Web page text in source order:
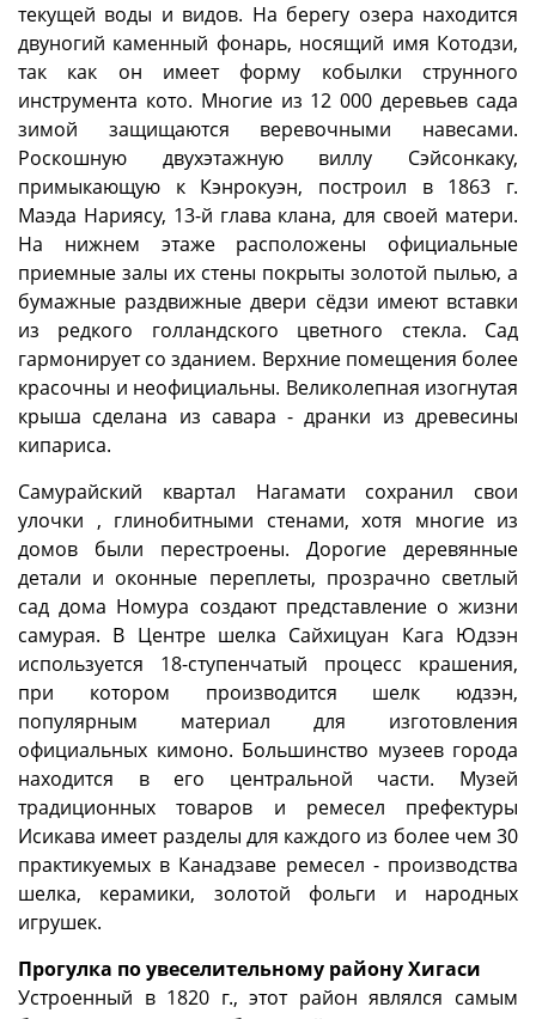
текущей воды и видов. На берегу озера находится
двуногий каменный фонарь, носящий имя Котодзи,
так как он имеет форму кобылки струнного
инструмента кото. Многие из 12 000 деревьев сада
зимой защищаются веревочными навесами.
Роскошную двухэтажную виллу Сэйсонкаку,
примыкающую к Кэнрокуэн, построил в 1863 г.
Маэда Нариясу, 13-й глава клана, для своей матери.
На нижнем этаже расположены официальные
приемные залы их стены покрыты золотой пылью, а
бумажные раздвижные двери сёдзи имеют вставки
из редкого голландского цветного стекла. Сад
гармонирует со зданием. Верхние помещения более
красочны и неофициальны. Великолепная изогнутая
крыша сделана из савара - дранки из древесины
кипариса.
Самурайский квартал Нагамати сохранил свои
улочки , глинобитными стенами, хотя многие из
домов были перестроены. Дорогие деревянные
детали и оконные переплеты, прозрачно светлый
сад дома Номура создают представление о жизни
самурая. В Центре шелка Сайхицуан Кага Юдзэн
используется 18-ступенчатый процесс крашения,
при котором производится шелк юдзэн,
популярным материал для изготовления
официальных кимоно. Большинство музеев города
находится в его центральной части. Музей
традиционных товаров и ремесел префектуры
Исикава имеет разделы для каждого из более чем 30
практикуемых в Канадзаве ремесел - производства
шелка, керамики, золотой фольги и народных
игрушек.
Прогулка по увеселительному району Хигаси
Устроенный в 1820 г., этот район являлся самым